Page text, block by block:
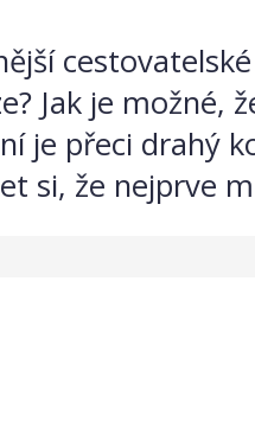
Jak je možné,
je přeci drahý
si, že nejprve